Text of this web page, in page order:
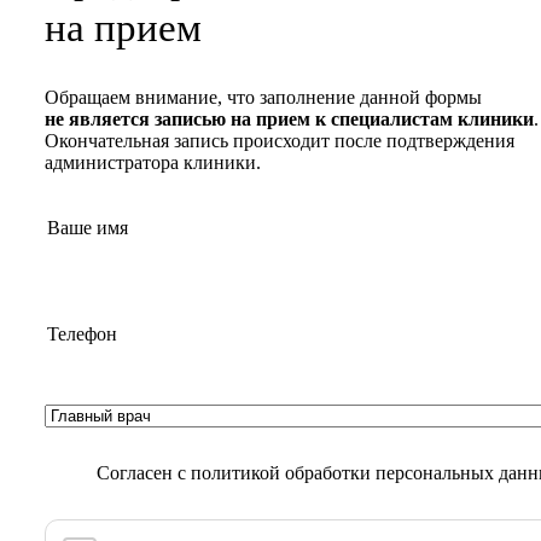
на прием
Обращаем внимание, что заполнение данной формы
не является записью на прием к специалистам клиники.
Окончательная запись происходит после подтверждения
администратора клиники.
Согласен с политикой обработки персональных